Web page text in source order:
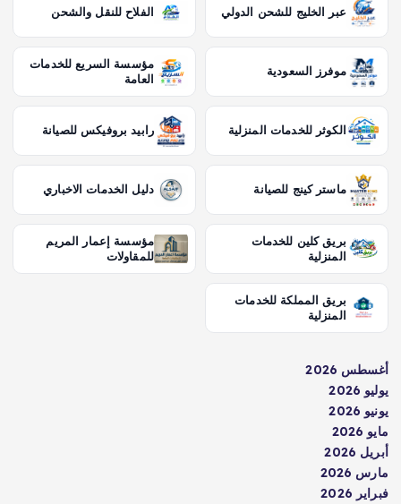
عبر الخليج للشحن الدولي الفلاح للنقل والشحن
موفرز السعودية
مؤسسة السريع للخدمات
العامة
الكوثر للخدمات المنزلية رابيد بروفيكس للصيانة
ماستر كينج للصيانة دليل الخدمات الاخباري
بريق كلين للخدمات
المنزلية
مؤسسة إعمار المريم
للمقاولات
بريق المملكة للخدمات
المنزلية
أغسطس 2026
يوليو 2026
يونيو 2026
مايو 2026
أبريل 2026
مارس 2026
فبراير 2026